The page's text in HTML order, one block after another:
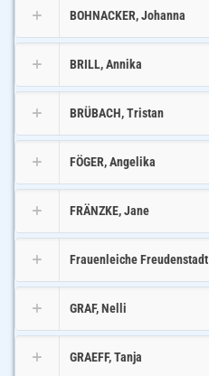
BOHNACKER, Johanna
BRILL, Annika
BRÜBACH, Tristan
FÖGER, Angelika
FRÄNZKE, Jane
Frauenleiche Freudenstadt
GRAF, Nelli
GRAEFF, Tanja